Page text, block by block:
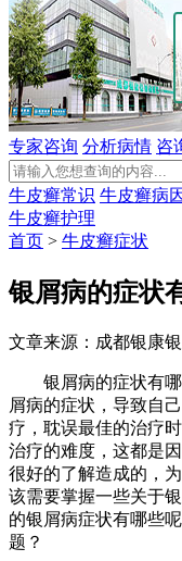
专家咨询 分析病情 咨
牛皮癣常识 牛皮癣病因
牛皮癣护理
首页 > 牛皮癣症状
银屑病的症状
文章来源：成都银康
银屑病的症状有
屑病的症状，导致自
疗，耽误最佳的治疗
治疗的难度，这都是
很好的了解造成的，
该需要掌握一些关于
的银屑病症状有哪些
题？